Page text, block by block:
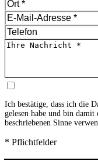
Ich bestätige, dass ich die
gelesen habe und bin damit
beschriebenen Sinne
* Pflichtfelder